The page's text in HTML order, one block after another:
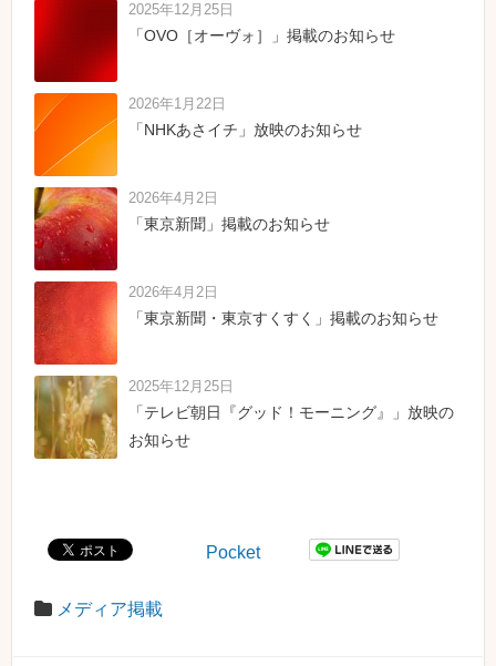
2025年12月25日
「OVO［オーヴォ］」掲載のお知らせ
2026年1月22日
「NHKあさイチ」放映のお知らせ
2026年4月2日
「東京新聞」掲載のお知らせ
2026年4月2日
「東京新聞・東京すくすく」掲載のお知らせ
2025年12月25日
「テレビ朝日『グッド！モーニング』」放映の
お知らせ
Pocket
メディア掲載